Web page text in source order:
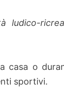
ludico-
casa o
sportivi.